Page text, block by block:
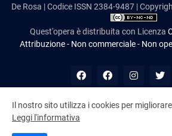
De Rosa | Codice ISSN 2384-9487 |
Quest'opera è distribuita con Licenza
Attribuzione - Non commerciale - Non
NAN
Il nostro sito utilizza i cookies per
Leggi l'informativa